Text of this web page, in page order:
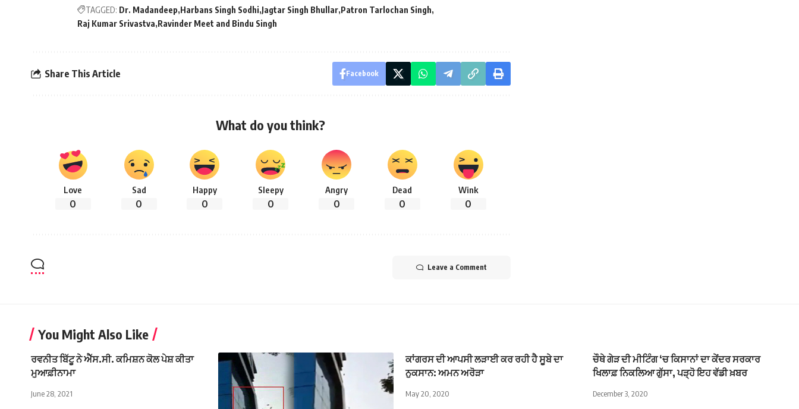
TAGGED: Dr. Madandeep Harbans Singh Sodhi Jagtar Singh Bhullar Patron Tarlochan Singh
Raj Kumar Srivastva Ravinder Meet and Bindu Singh
Share This Article Facebook
What do you think?
Love
0
Sad
0
Happy
0
Sleepy
0
Angry
0
Dead
0
Wink
0
Leave a Comment
You Might Also Like
ਰਵਨੀਤ ਬਿੱਟੂ ਨੇ ਐੱਸ.ਸੀ. ਕਮਿਸ਼ਨ ਕੋਲ ਪੇਸ਼ ਕੀਤਾ
ਮੁਆਫ਼ੀਨਾਮਾ
June 28, 2021
ਕਾਂਗਰਸ ਦੀ ਆਪਸੀ ਲੜਾਈ ਕਰ ਰਹੀ ਹੈ ਸੂਬੇ ਦਾ
ਨੁਕਸਾਨ: ਅਮਨ ਅਰੋੜਾ
May 20, 2020
ਚੌਥੇ ਗੇੜ ਦੀ ਮੀਟਿੰਗ ‘ਚ ਕਿਸਾਨਾਂ ਦਾ ਕੇਂਦਰ ਸਰਕਾਰ
ਖਿਲਾਫ਼ ਨਿਕਲਿਆ ਗੁੱਸਾ, ਪੜ੍ਹੋ ਇਹ ਵੱਡੀ ਖ਼ਬਰ
December 3, 2020